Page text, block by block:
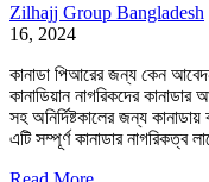
Zilhajj Group Bangladesh
16, 2024
কানাডা পিআরের জন্য কেন
কানাডিয়ান নাগরিকদের
সহ অনির্দিষ্টকালের জন্য
এটি সম্পূর্ণ কানাডার